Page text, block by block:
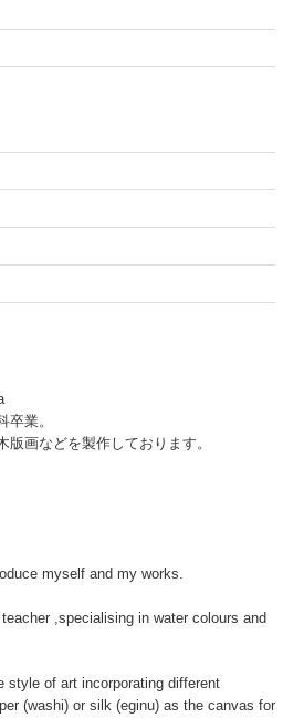
卒業。
版画などを製作しております。
myself and my works.
,specialising in water colours and
style of art incorporating different
(washi) or silk (eginu) as the canvas for